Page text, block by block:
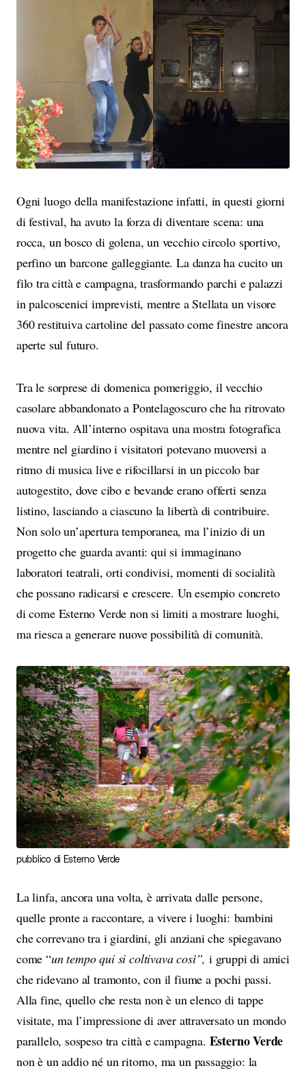
Ogni luogo della manifestazione infatti, in questi giorni
di festival, ha avuto la forza di diventare scena: una
rocca, un bosco di golena, un vecchio circolo sportivo,
perfino un barcone galleggiante. La danza ha cucito un
filo tra città e campagna, trasformando parchi e palazzi
in palcoscenici imprevisti, mentre a Stellata un visore
360 restituiva cartoline del passato come finestre ancora
aperte sul futuro.
Tra le sorprese di domenica pomeriggio, il vecchio
casolare abbandonato a Pontelagoscuro che ha ritrovato
nuova vita. All’interno ospitava una mostra fotografica
mentre nel giardino i visitatori potevano muoversi a
ritmo di musica live e rifocillarsi in un piccolo bar
autogestito, dove cibo e bevande erano offerti senza
listino, lasciando a ciascuno la libertà di contribuire.
Non solo un’apertura temporanea, ma l’inizio di un
progetto che guarda avanti: qui si immaginano
laboratori teatrali, orti condivisi, momenti di socialità
che possano radicarsi e crescere. Un esempio concreto
di come Esterno Verde non si limiti a mostrare luoghi,
ma riesca a generare nuove possibilità di comunità.
pubblico di Esterno Verde
La linfa, ancora una volta, è arrivata dalle persone,
quelle pronte a raccontare, a vivere i luoghi: bambini
che correvano tra i giardini, gli anziani che spiegavano
come “un tempo qui si coltivava così”, i gruppi di amici
che ridevano al tramonto, con il fiume a pochi passi.
Alla fine, quello che resta non è un elenco di tappe
visitate, ma l’impressione di aver attraversato un mondo
parallelo, sospeso tra città e campagna. Esterno Verde
non è un addio né un ritorno, ma un passaggio: la